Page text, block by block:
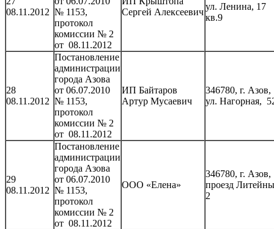
08.11.2012 № 1153,
протокол
комиссии № 2
от 08.11.2012
Сергей Алексеевич
ул. Ленина, 17
кв.9
28
08.11.2012
Постановление
администрации
города Азова
от 06.07.2010
№ 1153,
протокол
комиссии № 2
от 08.11.2012
ИП Байтаров
Артур Мусаевич
346780, г. Азов,
ул. Нагорная,
29
08.11.2012
Постановление
администрации
города Азова
от 06.07.2010
№ 1153,
протокол
комиссии № 2
от 08.11.2012
ООО «Елена»
346780, г. Азов,
проезд
2